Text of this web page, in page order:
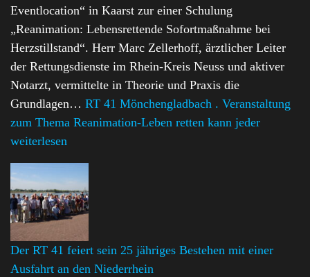
Eventlocation“ in Kaarst zur einer Schulung
„Reanimation: Lebensrettende Sofortmaßnahme bei
Herzstillstand“. Herr Marc Zellerhoff, ärztlicher Leiter
der Rettungsdienste im Rhein-Kreis Neuss und aktiver
Notarzt, vermittelte in Theorie und Praxis die
Grundlagen… RT 41 Mönchengladbach . Veranstaltung
zum Thema Reanimation-Leben retten kann jeder
weiterlesen
Der RT 41 feiert sein 25 jähriges Bestehen mit einer
Ausfahrt an den Niederrhein